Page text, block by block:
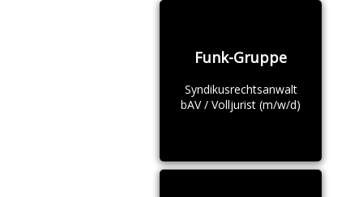
Funk-Gruppe
Syndikusrechtsanwalt
bAV / Volljurist (m/w/d)